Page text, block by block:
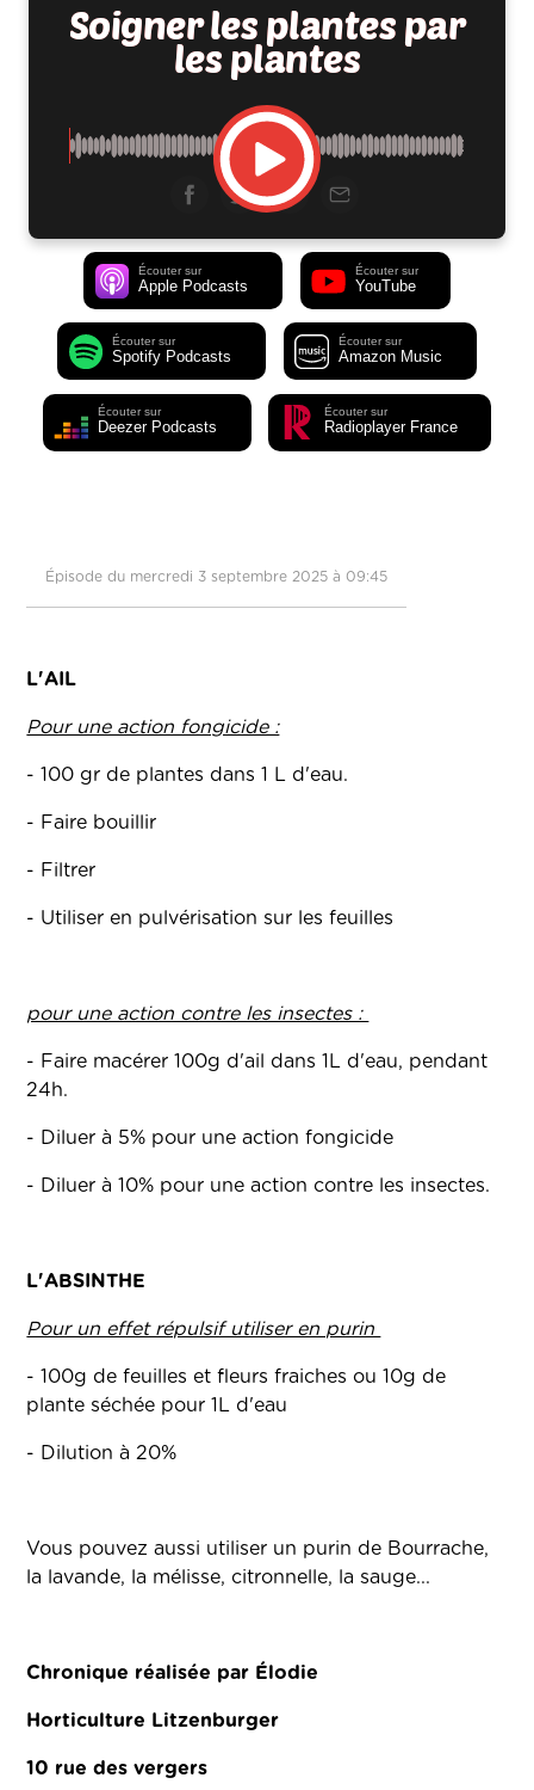
Soigner les plantes par
les plantes
Écouter sur
Apple Podcasts
Écouter sur
YouTube
Écouter sur
Spotify Podcasts
Écouter sur
Amazon Music
Écouter sur
Deezer Podcasts
Écouter sur
Radioplayer France
Épisode du mercredi 3 septembre 2025 à 09:45
L'AIL
Pour une action fongicide :
- 100 gr de plantes dans 1 L d'eau.
- Faire bouillir
- Filtrer
- Utiliser en pulvérisation sur les feuilles
pour une action contre les insectes :
- Faire macérer 100g d'ail dans 1L d'eau, pendant
24h.
- Diluer à 5% pour une action fongicide
- Diluer à 10% pour une action contre les insectes.
L'ABSINTHE
Pour un effet répulsif utiliser en purin
- 100g de feuilles et fleurs fraiches ou 10g de
plante séchée pour 1L d'eau
- Dilution à 20%
Vous pouvez aussi utiliser un purin de Bourrache,
la lavande, la mélisse, citronnelle, la sauge...
Chronique réalisée par Élodie
Horticulture Litzenburger
10 rue des vergers